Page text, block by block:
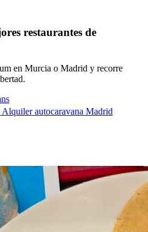
restaurantes de
en Murcia o Madrid y recorre
autocaravana Madrid